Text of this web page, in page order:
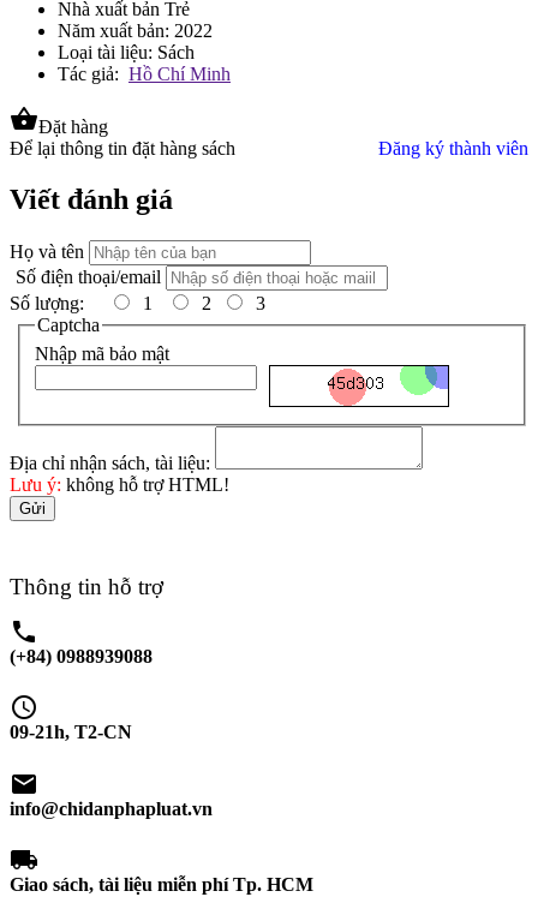
Nhà xuất bản Trẻ
Năm xuất bản: 2022
Loại tài liệu: Sách
Tác giả: Hồ Chí Minh
shopping_basketĐặt hàng
Để lại thông tin đặt hàng sách
Đăng ký thành viên
Viết đánh giá
Họ và tên
Số điện thoại/email
Số lượng:
1 2
3
Captcha
Nhập mã bảo mật
Địa chỉ nhận sách, tài liệu:
Lưu ý: không hỗ trợ HTML!
Gửi
Thông tin hỗ trợ
phone
(+84) 0988939088
schedule
09-21h, T2-CN
email
info@chidanphapluat.vn
local_shipping
Giao sách, tài liệu miễn phí Tp. HCM